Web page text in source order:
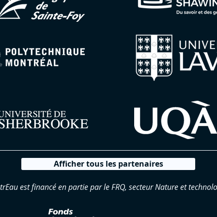
Afficher tous les partenaires
est financé en partie par le FRQ, secteur Nature et